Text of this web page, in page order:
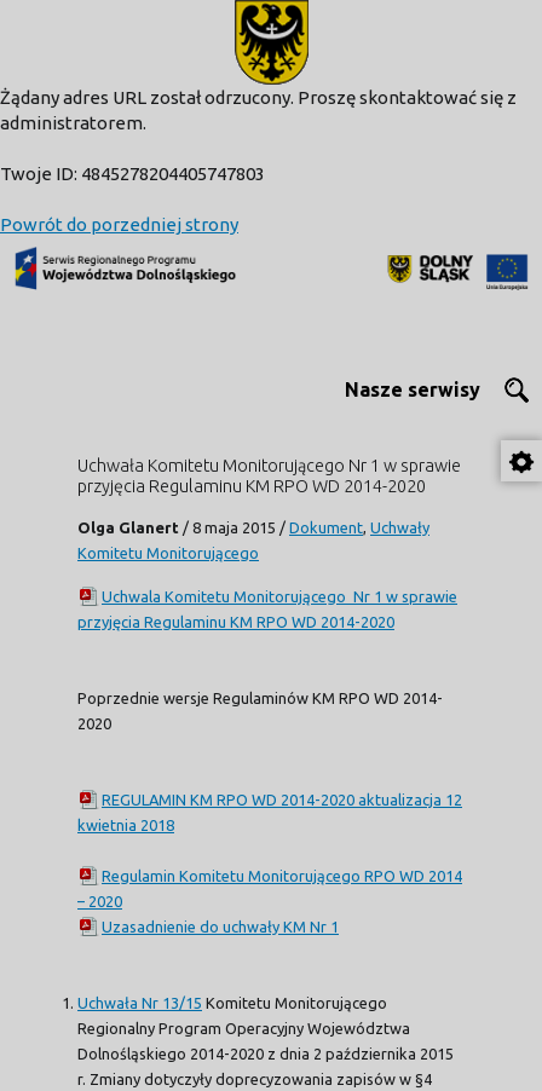
Żądany adres URL został odrzucony. Proszę skontaktować się z
administratorem.
Twoje ID: 4845278204405747803
Powrót do porzedniej strony
Nasze serwisy
Uchwała Komitetu Monitorującego Nr 1 w sprawie
przyjęcia Regulaminu KM RPO WD 2014-2020
Olga Glanert / 8 maja 2015 / Dokument Uchwały
Komitetu Monitorującego
Uchwala Komitetu Monitorującego Nr 1 w sprawie
przyjęcia Regulaminu KM RPO WD 2014-2020
Poprzednie wersje Regulaminów KM RPO WD 2014-
2020
REGULAMIN KM RPO WD 2014-2020 aktualizacja 12
kwietnia 2018
Regulamin Komitetu Monitorującego RPO WD 2014
– 2020
Uzasadnienie do uchwały KM Nr 1
Uchwała Nr 13/15 Komitetu Monitorującego
Regionalny Program Operacyjny Województwa
Dolnośląskiego 2014-2020 z dnia 2 października 2015
r. Zmiany dotyczyły doprecyzowania zapisów w §4
modal-check